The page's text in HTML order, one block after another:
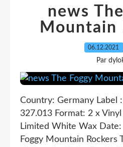
news
Mountain
06.12.2021
Par
Country: Germany Label
327.013 Format: 2 x
Limited White Wax
Foggy Mountain Rockers